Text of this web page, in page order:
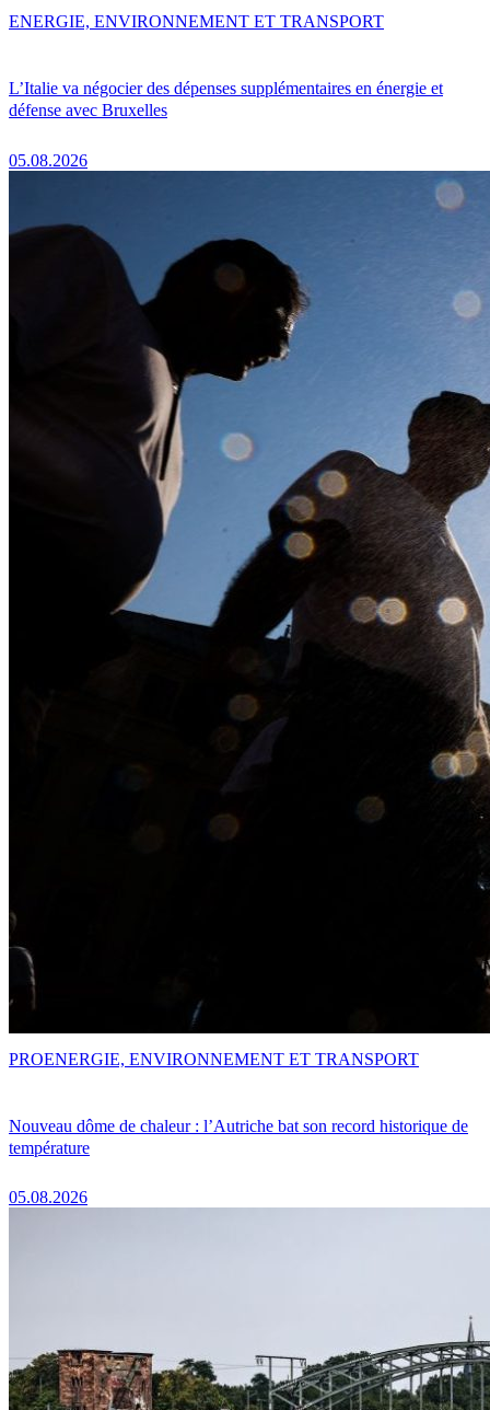
L’Italie va négocier des dépenses supplémentaires en énergie et
défense avec Bruxelles
05.08.2026
ENERGIE, ENVIRONNEMENT ET TRANSPORT
Nouveau dôme de chaleur : l’Autriche bat son record historique de
température
05.08.2026
PROENERGIE, ENVIRONNEMENT ET TRANSPORT